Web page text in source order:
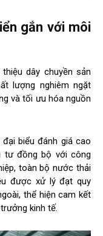
gắn với môi
dây chuyền sản
lượng nghiêm ngặt
và tối ưu hóa nguồn
biểu đánh giá cao
tư đồng bộ với công
toàn bộ nước thải
được xử lý đạt quy
thể hiện cam kết
kinh tế.